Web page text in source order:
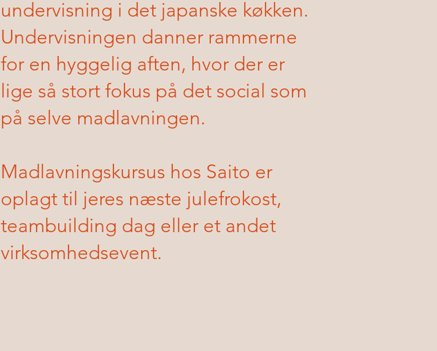
undervisning i det japanske køkken.
Undervisningen danner rammerne
for en hyggelig aften, hvor der er
lige så stort fokus på det social som
på selve madlavningen.
Madlavningskursus hos Saito er
oplagt til jeres næste julefrokost,
teambuilding dag eller et andet
virksomhedsevent.